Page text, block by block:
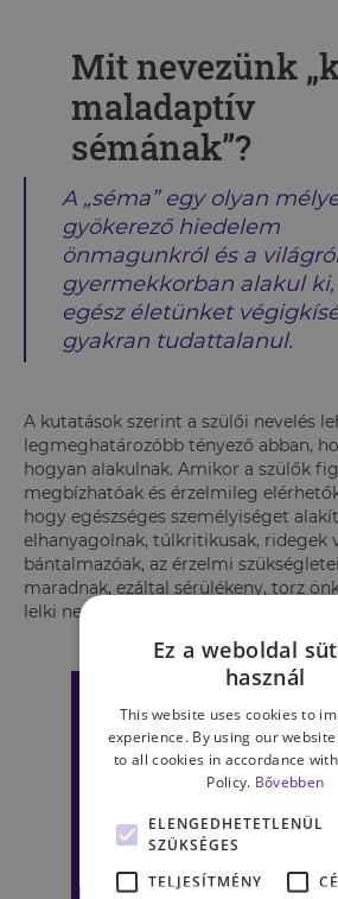
Mit nevezünk
maladaptív
sémának”?
A „séma” egy olyan
gyökerező hiedelem
önmagunkról és a
gyermekkorban alakul ki,
egész életünket
gyakran tudattalanul.
A kutatások szerint a szülői nevelés
legmeghatározóbb tényező abban,
hogyan alakulnak. Amikor a szülők
megbízhatóak és érzelmileg
hogy egészséges személyiséget
elhanyagolnak, túlkritikusak, ridegek
bántalmazóak, az érzelmi
maradnak, ezáltal sérülékeny, torz
lelki nehézségek alakulhatnak ki
Ez a weboldal
használ
This website uses cookies to
experience. By using our
to all cookies in accordance
Policy. Bővebben
ELENGEDHETETLENÜL
SZÜKSÉGES
TELJESÍTMÉNY